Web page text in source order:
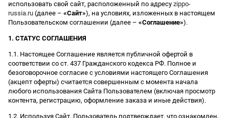
использовать свой сайт, расположенный по адресу zippo-
russia.ru (далее – «Сайт»), на условиях, изложенных в настоящем
Пользовательском соглашении (далее – «Соглашение»).
1. СТАТУС СОГЛАШЕНИЯ
1.1. Настоящее Соглашение является публичной офертой в
соответствии со ст. 437 Гражданского кодекса РФ. Полное и
безоговорочное согласие с условиями настоящего Соглашения
(акцепт оферты) считается совершенным с момента начала
любого использования Сайта Пользователем (включая просмотр
контента, регистрацию, оформление заказа и иные действия).
1.2. Используя Сайт, Пользователь подтверждает, что ознакомлен,